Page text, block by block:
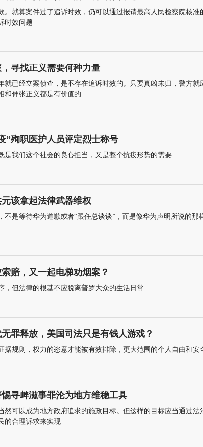
。就算案件过了追诉时效，仍可以通过报请最高人民检察院核准
时效问题
寻找正义需要何种力量
就已经立案侦查，是不存在追诉时效的。只要真凶未归，警方就
和伸张正义都是有价值的
”殉职医护人员评定烈士称号
是我们这个社会的良心担当，又是整个抗疫形势的需要
该拿起法律武器维权
不是等待华为道歉或者“跟任总谈谈”，而是像华为声明所说的那
赔，又一起电梯劝烟案？
，但法律的根基不应脱离普罗大众的生活日常
罪释放，美国司法只是有钱人游戏？
据规则，权力的恣意才能被有效排除，更大范围的个人自由和安
寻衅滋事罪沦为地方维稳工具
然可以成为地方政府追求的施政目标。但这样的目标应当通过法
的合理诉求来实现